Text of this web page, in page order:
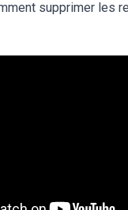
supprimer les